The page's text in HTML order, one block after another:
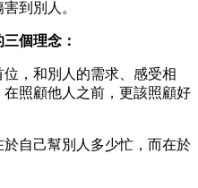
到別人。
個理念：
，和別人的需求、感受相
照顧他人之前，更該照顧好
自己幫別人多少忙，而在於